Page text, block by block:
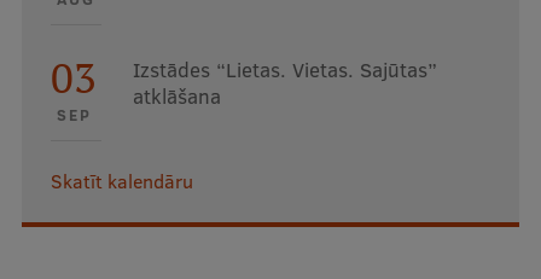
03
SEP
Izstādes “Lietas. Vietas. Sajūtas”
atklāšana
Skatīt kalendāru